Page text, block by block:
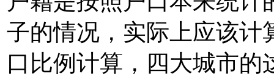
子的情况，实际上应该计
口比例计算，四大城市的